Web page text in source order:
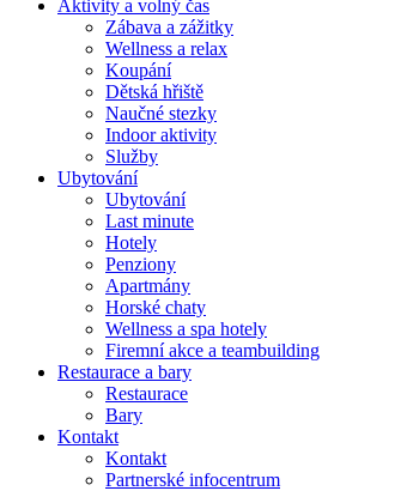
Aktivity a volný čas
Zábava a zážitky
Wellness a relax
Koupání
Dětská hřiště
Naučné stezky
Indoor aktivity
Služby
Ubytování
Ubytování
Last minute
Hotely
Penziony
Apartmány
Horské chaty
Wellness a spa hotely
Firemní akce a teambuilding
Restaurace a bary
Restaurace
Bary
Kontakt
Kontakt
Partnerské infocentrum